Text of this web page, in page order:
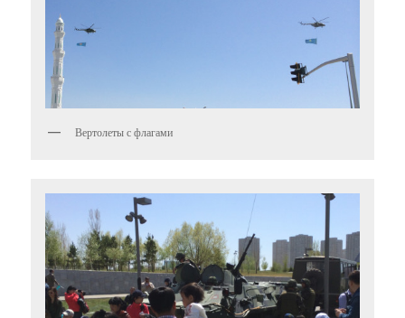
Вертолеты с флагами